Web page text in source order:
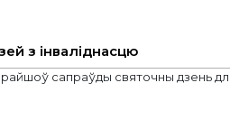
з інваліднасцю
сапраўды святочны дзень